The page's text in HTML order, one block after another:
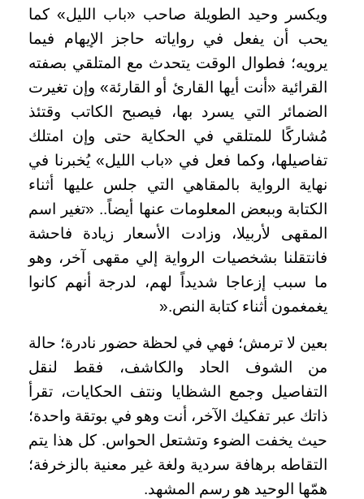
ويكسر وحيد الطويلة صاحب «باب الليل» كما
يحب أن يفعل في رواياته حاجز الإيهام فيما
يرويه؛ فطوال الوقت يتحدث مع المتلقي بصفته
القرائية «أنت أيها القارئ أو القارئة» وإن تغيرت
الضمائر التي يسرد بها، فيصبح الكاتب وقتئذ
مُشاركًا للمتلقي في الحكاية حتى وإن امتلك
تفاصيلها، وكما فعل في «باب الليل» يُخبرنا في
نهاية الرواية بالمقاهي التي جلس عليها أثناء
الكتابة وببعض المعلومات عنها أيضاً.. «تغير اسم
المقهى لأربيلا، وزادت الأسعار زيادة فاحشة
فانتقلنا بشخصيات الرواية إلي مقهى آخر، وهو
ما سبب إزعاجا شديداً لهم، لدرجة أنهم كانوا
يغمغمون أثناء كتابة النص».
بعين لا ترمش؛ فهي في لحظة حضور نادرة؛ حالة
من الشوف الحاد والكاشف، فقط لنقل
التفاصيل وجمع الشظايا ونتف الحكايات، تقرأ
ذاتك عبر تفكيك الآخر، أنت وهو في بوتقة واحدة؛
حيث يخفت الضوء وتشتعل الحواس. كل هذا يتم
التقاطه برهافة سردية ولغة غير معنية بالزخرفة؛
همّها الوحيد هو رسم المشهد.